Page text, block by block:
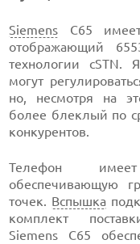
Siemens С65
отображающий
технологии cSTN.
могут
но, несмотря на
более блеклый по
конкурентов.
Телефон
обеспечивающую
точек. Вспышка
комплект
Siemens С65